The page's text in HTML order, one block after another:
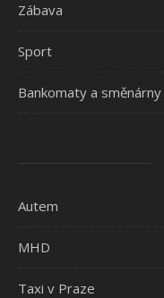
Zábava
Sport
Bankomaty a směnárny
Autem
MHD
Taxi v Praze